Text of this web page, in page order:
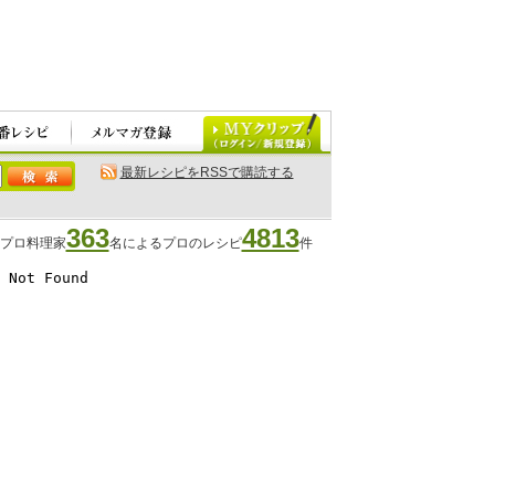
最新レシピをRSSで購読する
プロ料理家363名によるプロのレシピ4813件